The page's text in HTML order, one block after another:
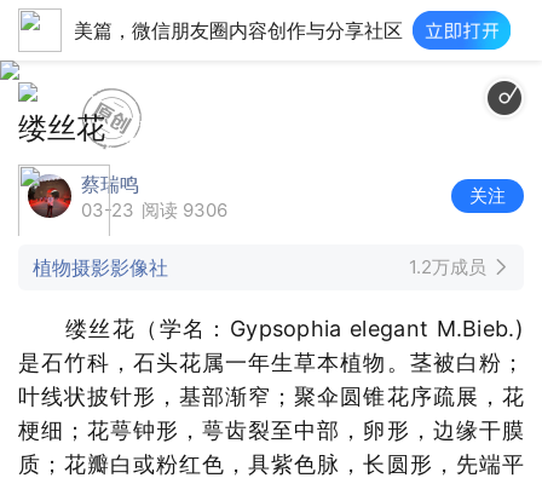
美篇，微信朋友圈内容创作与分享社区
缕丝花
蔡瑞鸣
03-23 阅读 9306
关注
植物摄影影像社 1.2万成员
缕丝花（学名：Gypsophia elegant M.Bieb.)
是石竹科，石头花属一年生草本植物。茎被白粉；
叶线状披针形，基部渐窄；聚伞圆锥花序疏展，花
梗细；花萼钟形，萼齿裂至中部，卵形，边缘干膜
质；花瓣白或粉红色，具紫色脉，长圆形，先端平